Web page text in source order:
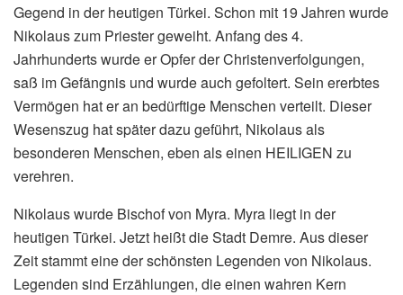
Gegend in der heutigen Türkei. Schon mit 19 Jahren wurde
Nikolaus zum Priester geweiht. Anfang des 4.
Jahrhunderts wurde er Opfer der Christenverfolgungen,
saß im Gefängnis und wurde auch gefoltert. Sein ererbtes
Vermögen hat er an bedürftige Menschen verteilt. Dieser
Wesenszug hat später dazu geführt, Nikolaus als
besonderen Menschen, eben als einen HEILIGEN zu
verehren.
Nikolaus wurde Bischof von Myra. Myra liegt in der
heutigen Türkei. Jetzt heißt die Stadt Demre. Aus dieser
Zeit stammt eine der schönsten Legenden von Nikolaus.
Legenden sind Erzählungen, die einen wahren Kern